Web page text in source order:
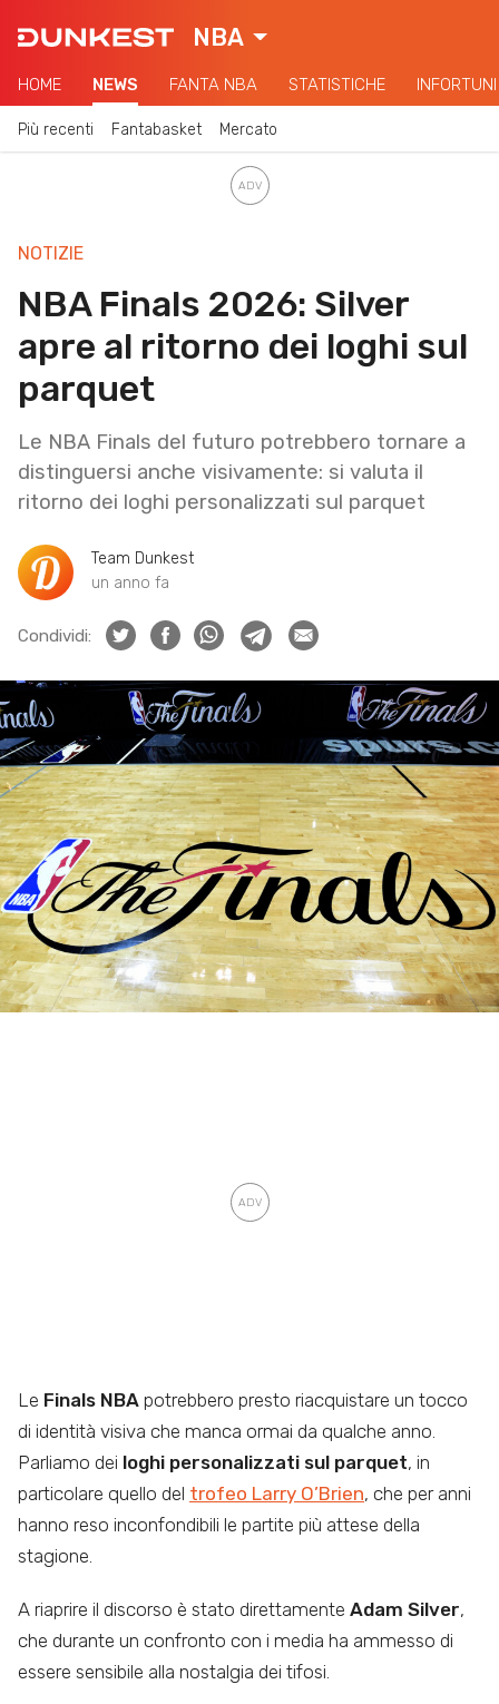
NBA
HOME NEWS FANTA NBA STATISTICHE INFORTUNI
Più recenti Fantabasket Mercato
NOTIZIE
NBA Finals 2026: Silver
apre al ritorno dei loghi sul
parquet
Le NBA Finals del futuro potrebbero tornare a
distinguersi anche visivamente: si valuta il
ritorno dei loghi personalizzati sul parquet
Team Dunkest
un anno fa
Condividi:
Le Finals NBA potrebbero presto riacquistare un tocco
di identità visiva che manca ormai da qualche anno.
Parliamo dei loghi personalizzati sul parquet, in
particolare quello del trofeo Larry O’Brien, che per anni
hanno reso inconfondibili le partite più attese della
stagione.
A riaprire il discorso è stato direttamente Adam Silver,
che durante un confronto con i media ha ammesso di
essere sensibile alla nostalgia dei tifosi.